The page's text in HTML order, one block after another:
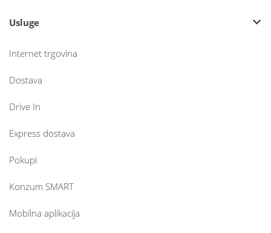
Usluge
Internet trgovina
Dostava
Drive In
Express dostava
Pokupi
Konzum SMART
Mobilna aplikacija